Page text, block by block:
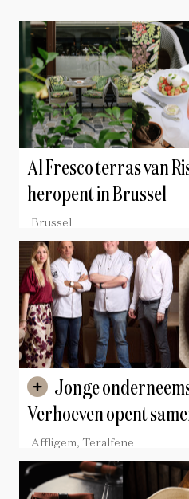
Al Fresco terras van
heropent in Brussel
Brussel
Verhoeven opent
Henderickx van Mijn
Fleur in Teralfene
Affligem, Teralfene